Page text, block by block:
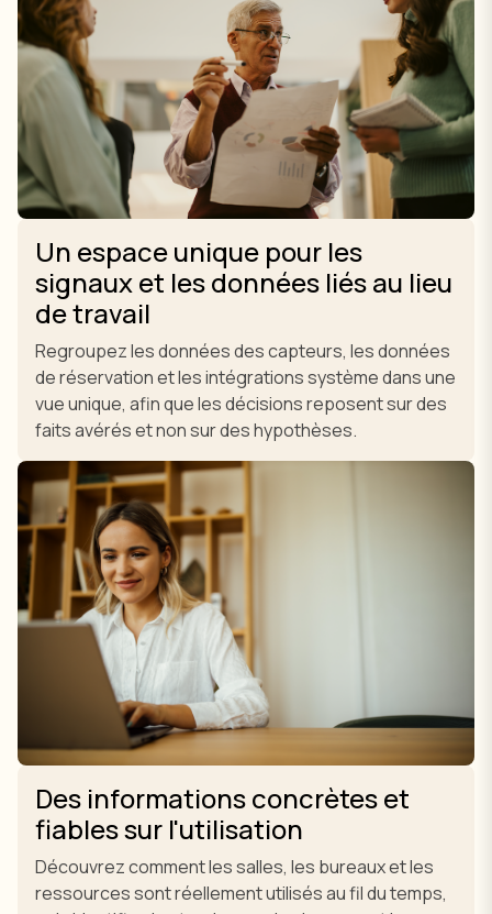
Un espace unique pour les
signaux et les données liés au lieu
de travail
Regroupez les données des capteurs, les données
de réservation et les intégrations système dans une
vue unique, afin que les décisions reposent sur des
faits avérés et non sur des hypothèses.
Des informations concrètes et
fiables sur l'utilisation
Découvrez comment les salles, les bureaux et les
ressources sont réellement utilisés au fil du temps,